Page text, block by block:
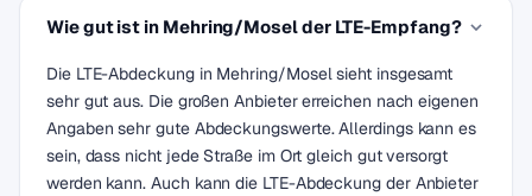
Wie gut ist in Mehring/Mosel der LTE-Empfang?
Die LTE-Abdeckung in Mehring/Mosel sieht insgesamt
sehr gut aus. Die großen Anbieter erreichen nach eigenen
Angaben sehr gute Abdeckungswerte. Allerdings kann es
sein, dass nicht jede Straße im Ort gleich gut versorgt
werden kann. Auch kann die LTE-Abdeckung der Anbieter